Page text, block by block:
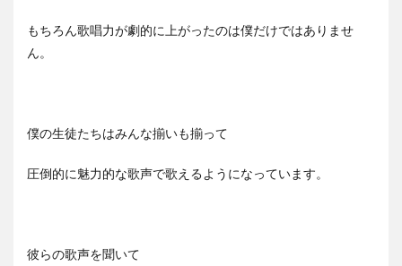
もちろん歌唱力が劇的に上がったのは僕だけではありませ
ん。
僕の生徒たちはみんな揃いも揃って
圧倒的に魅力的な歌声で歌えるようになっています。
彼らの歌声を聞いて